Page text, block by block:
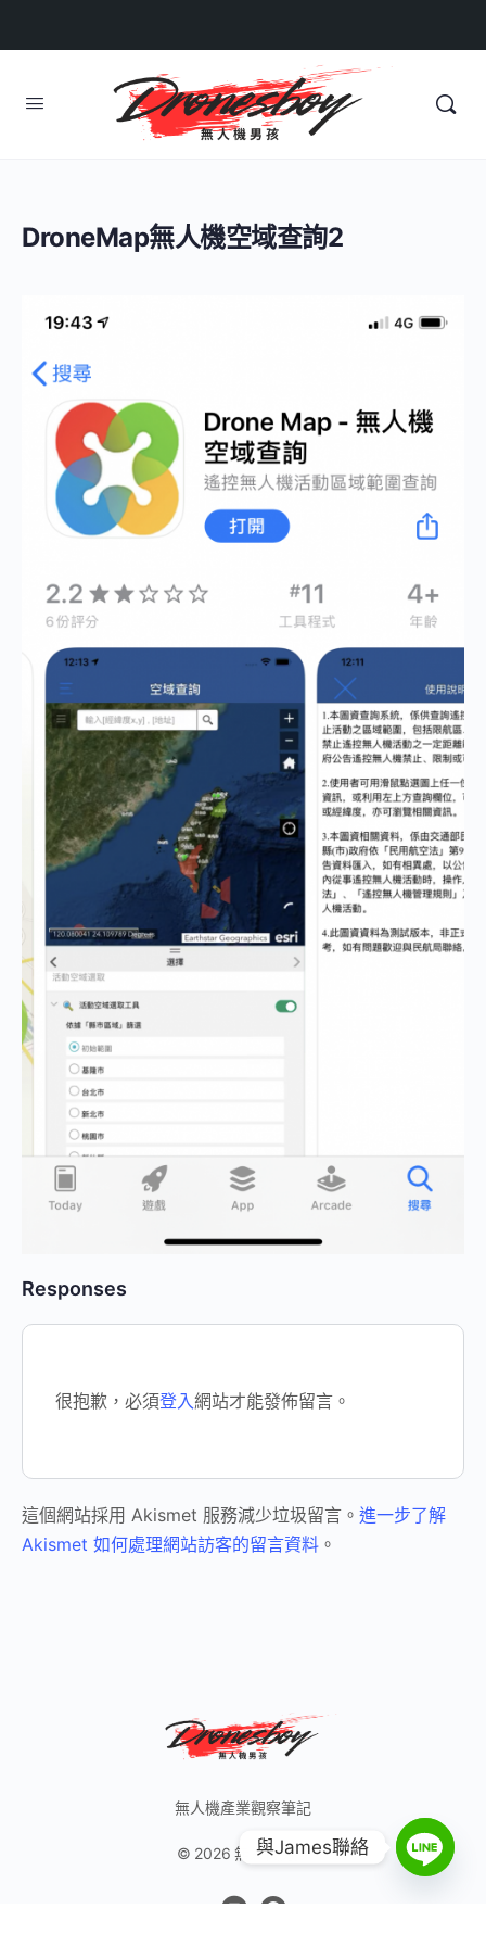
DroneMap無人機空域查詢2
Responses
很抱歉，必須登入網站才能發佈留言。
這個網站採用 Akismet 服務減少垃圾留言。 進一步了解
Akismet 如何處理網站訪客的留言資料 。
無人機產業觀察筆記
© 2026 無人機男孩與James聯絡